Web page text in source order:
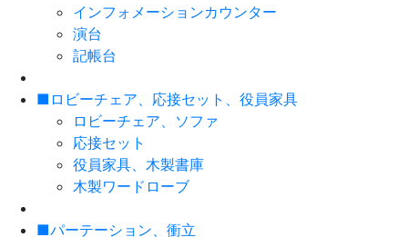
インフォメーションカウンター
演台
記帳台
■ロビーチェア、応接セット、役員家具
ロビーチェア、ソファ
応接セット
役員家具、木製書庫
木製ワードローブ
■パーテーション、衝立